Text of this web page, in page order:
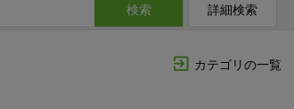
検索 詳細検索
カテゴリの一覧